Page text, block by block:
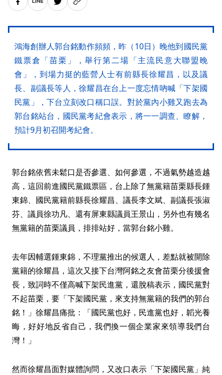
鴻海創辦人郭台銘動作頻頻，昨（10日）晚他到國民黨
鐵票倉「苗栗」，舉行第二場「主流民意大聯盟晚
會」，到場力挺的藍營人士有前縣長徐耀昌，以及議
長、副議長等人，徐耀昌在台上一度忘情吶喊「下架國
民黨」，下台立刻改口稱口誤。對於黨內小雞又跑去為
郭台銘站台，國民黨考紀會表示，將一一調查、瞭解，
預計9月初召開考紀會。
郭台銘依舊未鬆口是否參選、如何參選，不過氣勢越造越
高，這回前進國民黨鐵票區，台上除了無黨籍苗栗縣長鍾
東錦、國民黨籍前縣長徐耀昌、議長李文斌、副議長張淑
芬、議員徐功凡、還有屏東縣議員王景山，另外也有幾名
無黨籍的苗栗議員，排排站好，當郭台銘小雞。
去年因輔選鍾東錦，不理黨推出的候選人，差點就被開除
黨籍的徐耀昌，這次又接下台灣阿銘之友會苗栗分後援會
長，致詞時不僅高喊下架民進黨，還脫稿表示，國民黨對
不起苗栗，要「下架國民黨，來支持無黨籍的我們的郭台
銘！」徐耀昌痛批：「國民黨也好，民進黨也好，韜光養
晦，好好地反省自己，我們換一個企業家來領導我們台
灣！」
然而徐耀昌面對媒體詢問，又改口表示「下架國民黨」純